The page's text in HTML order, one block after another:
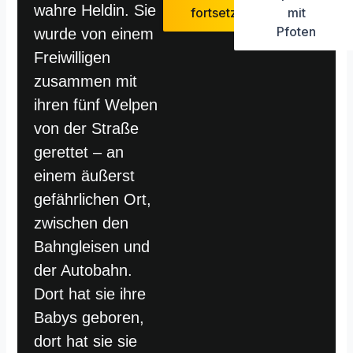
wahre Heldin. Sie
wurde von einem
Freiwilligen
zusammen mit
ihren fünf Welpen
von der Straße
gerettet – an
einem äußerst
gefährlichen Ort,
zwischen den
Bahngleisen und
der Autobahn.
Dort hat sie ihre
Babys geboren,
dort hat sie sie
fortsetzen
mit
Pfoten